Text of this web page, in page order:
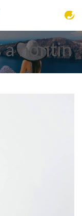
a nontin